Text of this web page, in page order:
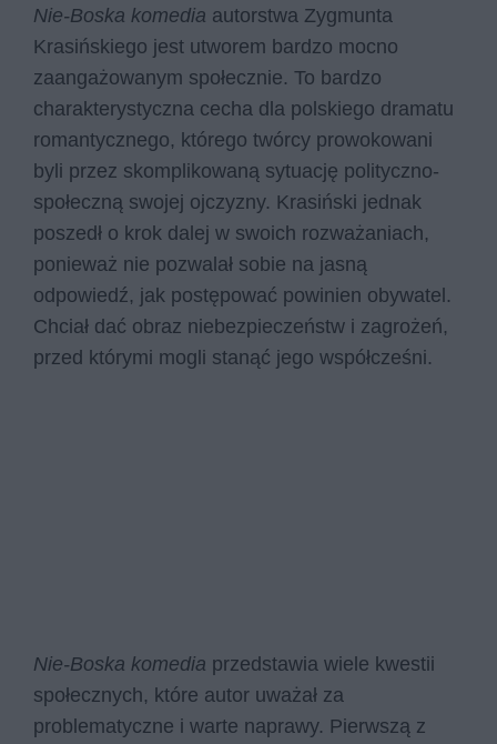
Nie-Boska komedia autorstwa Zygmunta
Krasińskiego jest utworem bardzo mocno
zaangażowanym społecznie. To bardzo
charakterystyczna cecha dla polskiego dramatu
romantycznego, którego twórcy prowokowani
byli przez skomplikowaną sytuację polityczno-
społeczną swojej ojczyzny. Krasiński jednak
poszedł o krok dalej w swoich rozważaniach,
ponieważ nie pozwalał sobie na jasną
odpowiedź, jak postępować powinien obywatel.
Chciał dać obraz niebezpieczeństw i zagrożeń,
przed którymi mogli stanąć jego współcześni.
Nie-Boska komedia przedstawia wiele kwestii
społecznych, które autor uważał za
problematyczne i warte naprawy. Pierwszą z